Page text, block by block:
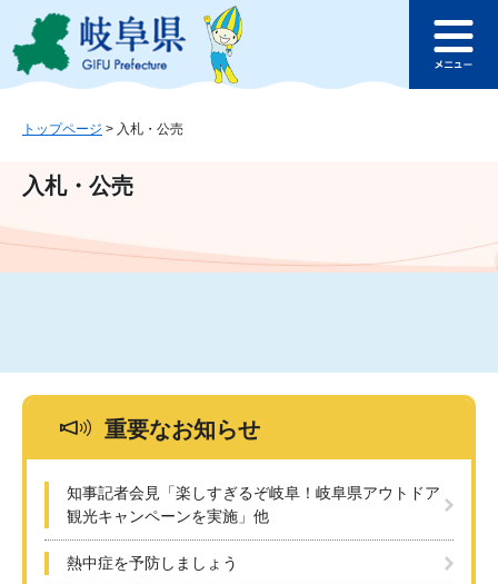
ジ
ュ
文
このページの本文へ
ュ
トップページ > 入札・公売
入札・公売
重要なお知らせ
知事記者会見「楽しすぎるぞ岐阜！岐阜県アウトドア
観光キャンペーンを実施」他
熱中症を予防しましょう